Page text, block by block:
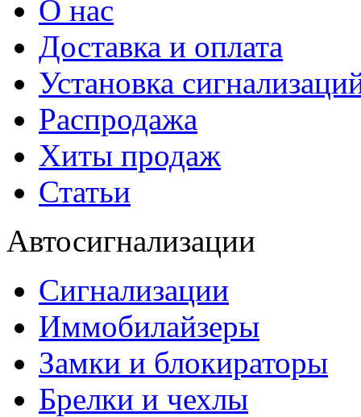
О нас
Доставка и оплата
Установка
Распродажа
Хиты продаж
Статьи
Автосигнализации
Сигнализации
Иммобилайзеры
Замки и блокираторы
Брелки и чехлы